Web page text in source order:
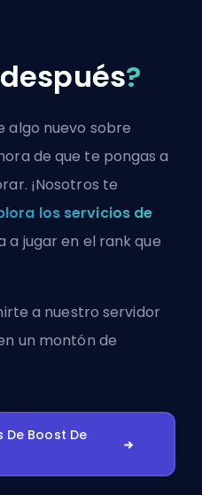
después?
algo nuevo sobre
de que te pongas a
¡Nosotros te
los servicios de
a jugar en el rank que
a nuestro servidor
un montón de
De Boost De